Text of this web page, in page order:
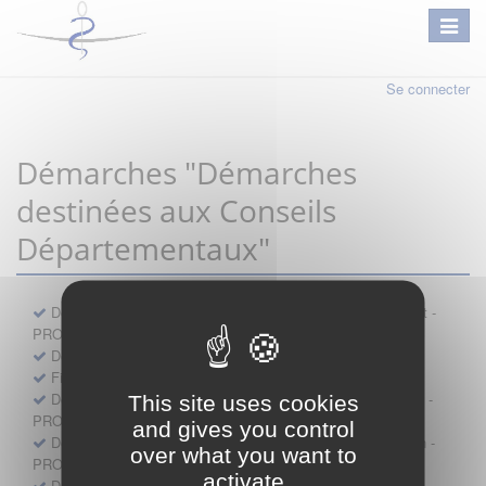
This site uses cookies
and gives you control
over what you want to
activate
Se connecter
Démarches "Démarches
destinées aux Conseils
Départementaux"
Déclaration préalable d'ouverture d'un lieu d'exercice distinct -
PROFESSIONNEL
Demande d'exemption de garde - PROFESSIONNEL
Fiche de signalement d'agression
Demande d’autorisation de se faire assister par un médecin -
PROFESSIONNEL
Demande d'autorisation de tenue de cabinet par un médecin -
PROFESSIONNEL